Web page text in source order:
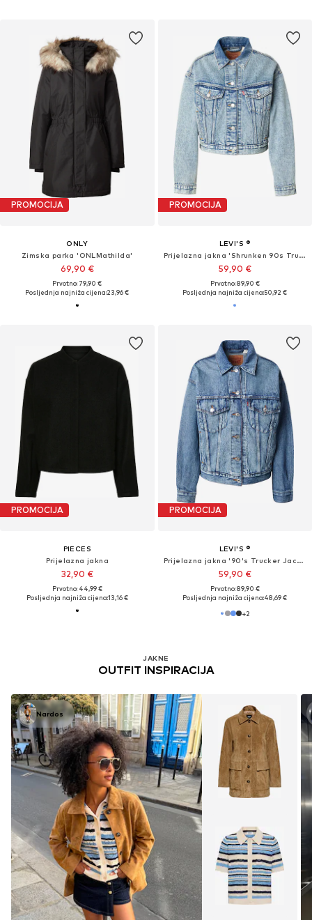
PROMOCIJA
ONLY
Zimska parka 'ONLMathilda'
69,90 €
Prvotno: 79,90 €
Posljednja najniža cijena:23,96 €
PROMOCIJA
LEVI'S ®
Prijelazna jakna 'Shrunken 90s Trucker'
59,90 €
Prvotno: 89,90 €
Posljednja najniža cijena:50,92 €
PROMOCIJA
PIECES
Prijelazna jakna
32,90 €
Prvotno: 44,99 €
Posljednja najniža cijena:13,16 €
PROMOCIJA
LEVI'S ®
Prijelazna jakna '90's Trucker Jacket'
59,90 €
Prvotno: 89,90 €
Posljednja najniža cijena:48,69 €
+2
JAKNE
OUTFIT INSPIRACIJA
Nardos